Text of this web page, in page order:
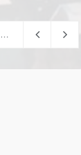
SERFOR pone en valor los conocimientos ancestrales del pueblo kakataibo para conservar los bosques del país